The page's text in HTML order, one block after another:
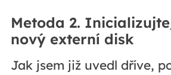
Metoda 2.
nový externí disk
Jak jsem již uvedl dříve,